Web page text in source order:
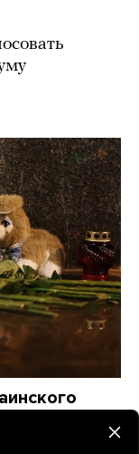
прежнему
удалось